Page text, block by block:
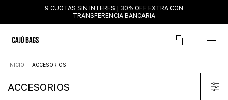
9 CUOTAS SIN INTERES | 30% OFF EXTRA CON
TRANSFERENCIA BANCARIA
INICIO | ACCESORIOS
ACCESORIOS